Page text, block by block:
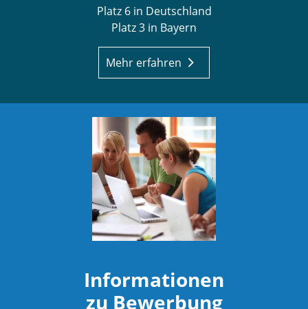
Platz 6 in Deutschland
Platz 3 in Bayern
Mehr erfahren
Informationen
zu Bewerbung